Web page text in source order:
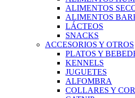
ALIMENTOS
ALIMENTOS
LÁCTEOS
SNACKS
ACCESORIOS Y OTROS
PLATOS Y
KENNELS
JUGUETES
ALFOMBRA
COLLARES Y